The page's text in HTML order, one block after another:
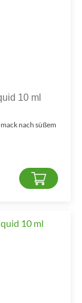
10 ml
nach süßem